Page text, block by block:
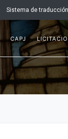
Sistema de
CAPJ